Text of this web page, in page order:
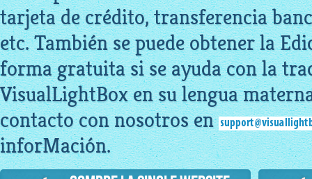
tarjeta de crédito, transferencia
etc. También se puede obtener la
forma gratuita si se ayuda con la
VisualLightBox en su lengua
contacto con nosotros en
inforMación.